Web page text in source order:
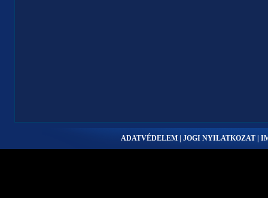
ADATVÉDELEM | JOGI NYILATKOZAT |